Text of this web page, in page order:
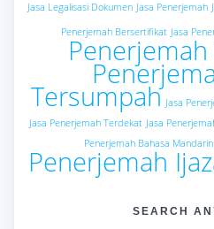
Jasa Legalisasi Dokumen Jasa Penerjemah
Penerjemah Bersertifikat Jasa
Penerjemah
Tersumpah Jasa
Jasa Penerjemah Terdekat Jasa
Penerjemah Bahasa Mandarin
Penerjemah
SEARCH